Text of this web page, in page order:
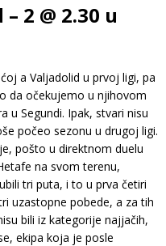
2 @ 2.30 u
a Valjadolid u prvoj ligi, pa
da očekujemo u njihovom
u Segundi. Ipak, stvari nisu
počeo sezonu u drugoj ligi.
pošto u direktnom duelu
na svom terenu,
tri puta, i to u prva četiri
uzastopne pobede, a za tih
bili iz kategorije najjačih,
ekipa koja je posle